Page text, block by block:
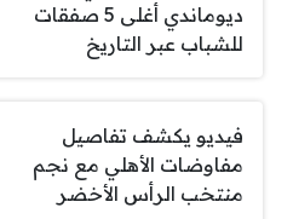
ديوماندي أغلى 5 صفقات
للشباب عبر التاريخ
فيديو يكشف تفاصيل
مفاوضات الأهلي مع نجم
منتخب الرأس الأخضر